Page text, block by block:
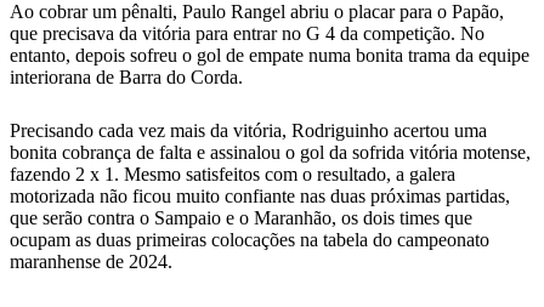
Ao cobrar um pênalti, Paulo Rangel abriu o placar para o Papão,
que precisava da vitória para entrar no G 4 da competição. No
entanto, depois sofreu o gol de empate numa bonita trama da equipe
interiorana de Barra do Corda.
Precisando cada vez mais da vitória, Rodriguinho acertou uma
bonita cobrança de falta e assinalou o gol da sofrida vitória motense,
fazendo 2 x 1. Mesmo satisfeitos com o resultado, a galera
motorizada não ficou muito confiante nas duas próximas partidas,
que serão contra o Sampaio e o Maranhão, os dois times que
ocupam as duas primeiras colocações na tabela do campeonato
maranhense de 2024.